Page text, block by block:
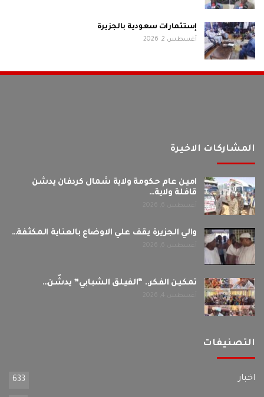
إستثمارات سعودية بالجزيرة
أغسطس 2, 2026
المشاركات الاخيرة
امين عام حكومة ولاية شمال كردفان يدشن
قافلة ولاية…
والي الجزيرة يقف علي الاوضاع بالعناية المكثفة…
تمكين الفكر.. “الفيلق الشبابي” يدشّن…
التصنيفات
اخبار 633